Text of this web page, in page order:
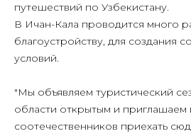
путешествий по Узбекистану.
В Ичан-Кала проводится много
благоустройству, для создания
условий.
"Мы объявляем туристический
области открытым и приглашаем
соотечественников приехать